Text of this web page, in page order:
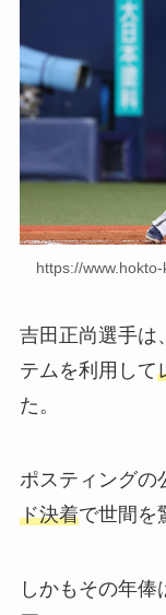
https://
吉田正尚選手は
テムを利用して
た。
ポスティングの
ド決着で世間を
しかもその年俸